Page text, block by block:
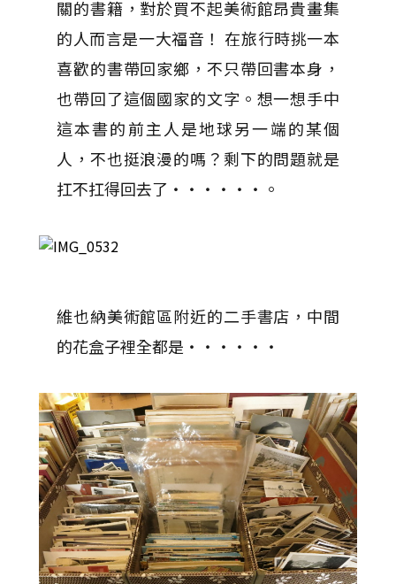
關的書籍，對於買不起美術館昂貴畫集
的人而言是一大福音！ 在旅行時挑一本
喜歡的書帶回家鄉，不只帶回書本身，
也帶回了這個國家的文字。想一想手中
這本書的前主人是地球另一端的某個
人，不也挺浪漫的嗎？剩下的問題就是
扛不扛得回去了‧‧‧‧‧‧。
維也納美術館區附近的二手書店，中間
的花盒子裡全都是‧‧‧‧‧‧